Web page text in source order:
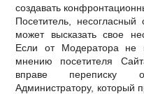
создавать
Посетитель,
может высказать свое
Если от Модератора не
мнению посетителя
вправе переписку
Администратору,